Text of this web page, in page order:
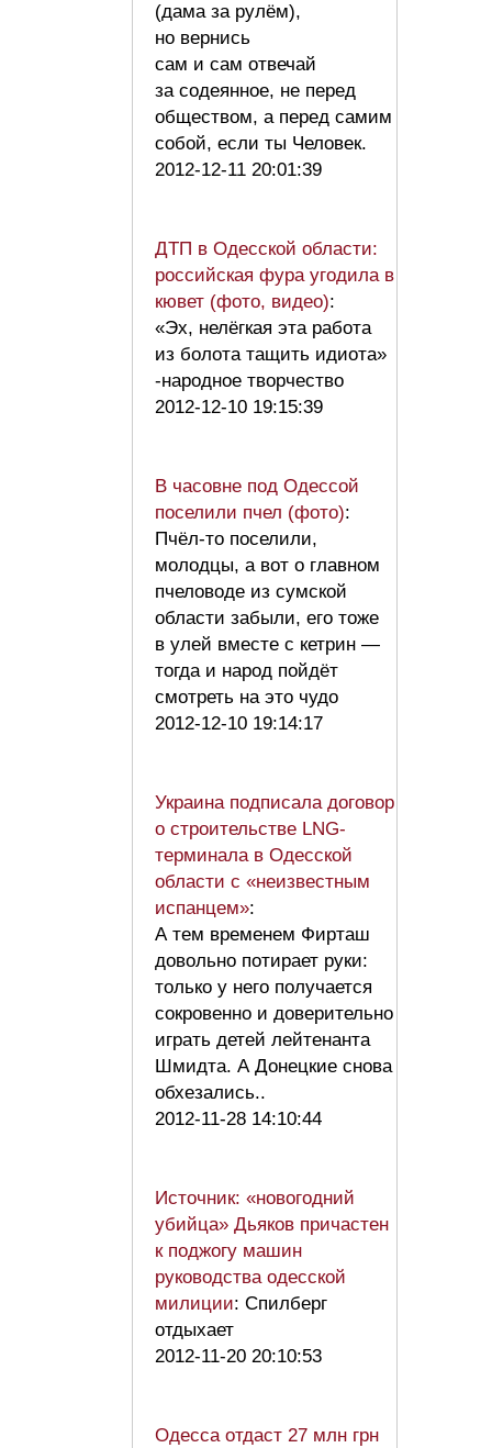
(дама за рулём),
но вернись
сам и сам отвечай
за содеянное, не перед
обществом, а перед самим
собой, если ты Человек.
2012-12-11 20:01:39
ДТП в Одесской области:
российская фура угодила в
кювет (фото, видео):
«Эх, нелёгкая эта работа
из болота тащить идиота»
-народное творчество
2012-12-10 19:15:39
В часовне под Одессой
поселили пчел (фото):
Пчёл-то поселили,
молодцы, а вот о главном
пчеловоде из сумской
области забыли, его тоже
в улей вместе с кетрин —
тогда и народ пойдёт
смотреть на это чудо
2012-12-10 19:14:17
Украина подписала договор
о строительстве LNG-
терминала в Одесской
области с «неизвестным
испанцем»:
А тем временем Фирташ
довольно потирает руки:
только у него получается
сокровенно и доверительно
играть детей лейтенанта
Шмидта. А Донецкие снова
обхезались..
2012-11-28 14:10:44
Источник: «новогодний
убийца» Дьяков причастен
к поджогу машин
руководства одесской
милиции: Спилберг
отдыхает
2012-11-20 20:10:53
Одесса отдаст 27 млн грн